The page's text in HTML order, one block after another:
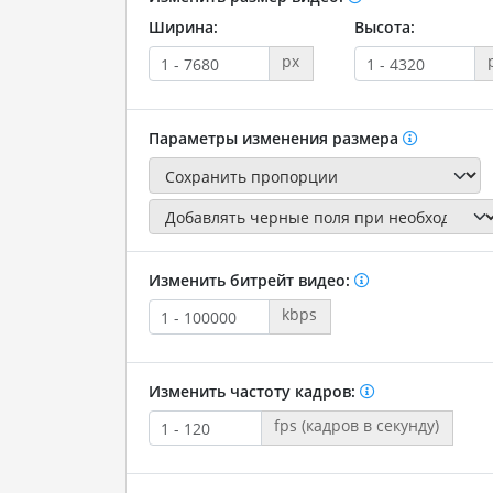
Ширина:
px
Высота:
Параметры изменения размера
Изменить битрейт видео:
kbps
Изменить частоту кадров:
fps (кадров в секунду)